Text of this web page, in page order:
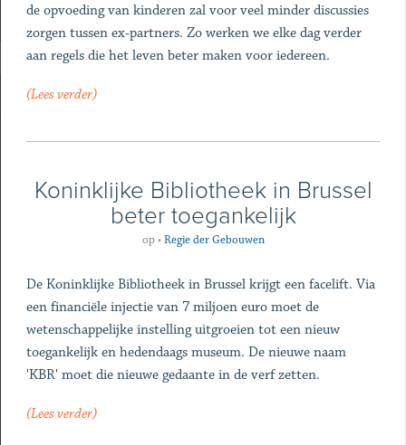
de opvoeding van kinderen zal voor veel minder discussies
zorgen tussen ex-partners. Zo werken we elke dag verder
aan regels die het leven beter maken voor iedereen.
(Lees verder)
Koninklijke Bibliotheek in Brussel
beter toegankelijk
op •Regie der Gebouwen
De Koninklijke Bibliotheek in Brussel krijgt een facelift. Via
een financiële injectie van 7 miljoen euro moet de
wetenschappelijke instelling uitgroeien tot een nieuw
toegankelijk en hedendaags museum. De nieuwe naam
'KBR' moet die nieuwe gedaante in de verf zetten.
(Lees verder)